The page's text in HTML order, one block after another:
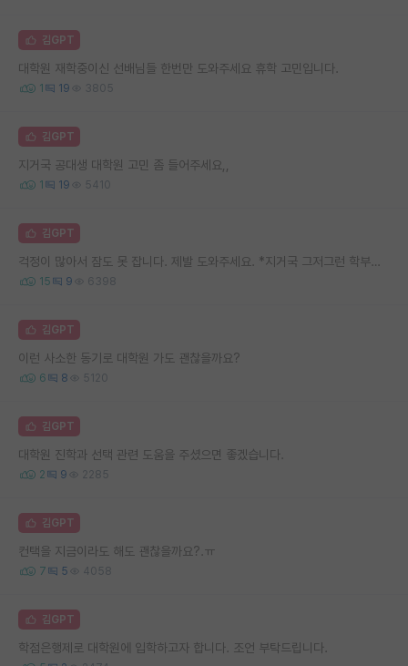
김GPT
대학원 재학중이신 선배님들 한번만 도와주세요 휴학 고민입니다.
1 19 3805
김GPT
지거국 공대생 대학원 고민 좀 들어주세요,,
1 19 5410
김GPT
걱정이 많아서 잠도 못 잡니다. 제발 도와주세요. *지거국 그저그런 학부생의 고민
15 9 6398
김GPT
이런 사소한 동기로 대학원 가도 괜찮을까요?
6 8 5120
김GPT
대학원 진학과 선택 관련 도움을 주셨으면 좋겠습니다.
2 9 2285
김GPT
컨택을 지금이라도 해도 괜찮을까요?.ㅠ
7 5 4058
김GPT
학점은행제로 대학원에 입학하고자 합니다. 조언 부탁드립니다.